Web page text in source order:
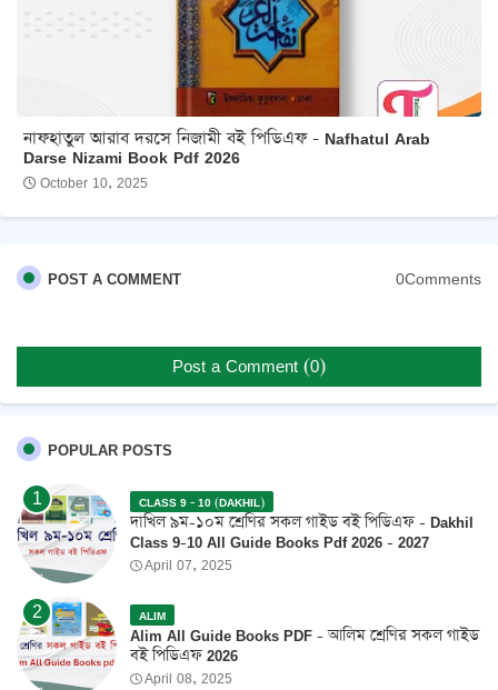
নাফহাতুল আরাব দরসে নিজামী বই পিডিএফ - Nafhatul Arab
Darse Nizami Book Pdf 2026
October 10, 2025
POST A COMMENT 0Comments
Post a Comment (0)
POPULAR POSTS
CLASS 9 - 10 (DAKHIL)
দাখিল ৯ম-১০ম শ্রেণির সকল গাইড বই পিডিএফ - Dakhil
Class 9-10 All Guide Books Pdf 2026 - 2027
April 07, 2025
ALIM
Alim All Guide Books PDF - আলিম শ্রেণির সকল গাইড
বই পিডিএফ 2026
April 08, 2025